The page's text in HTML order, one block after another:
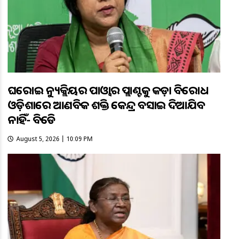
ଘରୋଇ ନ୍ୟୁକ୍ଲିୟର ପାଓ୍ବାର ପ୍ଲାଣ୍ଟକୁ କଡ଼ା ବିରୋଧ
ଓଡ଼ିଶାରେ ଆଣବିକ ଶକ୍ତି କେନ୍ଦ୍ର ବସାଇ ଦିଆଯିବ
ନାହିଁ- ବିଜେଡି
August 5, 2026 | 10:09 PM